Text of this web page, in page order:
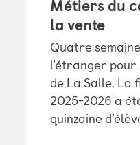
Métiers du
la vente
Quatre
l’étranger pour
de La Salle. La
2025-2026 a
quinzaine